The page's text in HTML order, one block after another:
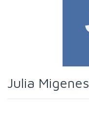
Julia Migenes